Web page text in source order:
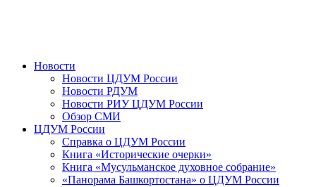
Новости
Новости ЦДУМ России
Новости РДУМ
Новости РИУ ЦДУМ России
Обзор СМИ
ЦДУМ России
Справка о ЦДУМ России
Книга «Исторические очерки»
Книга «Мусульманское духовное собрание»
«Панорама Башкортостана» о ЦДУМ России